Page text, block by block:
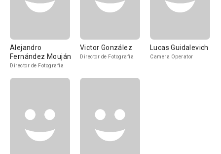
Alejandro
Fernández Mouján
Director de Fotografía
Victor González
Director de Fotografía
Lucas Guidalevich
Camera Operator